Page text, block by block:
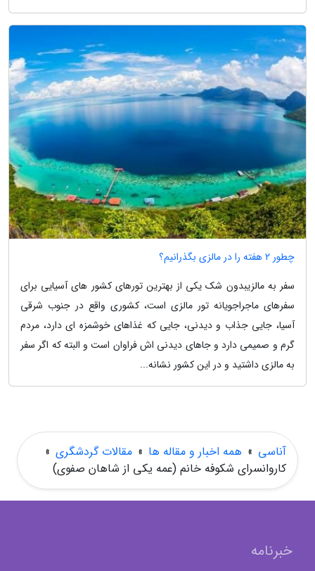
چطور 2 هفته را در مالزی بگذرانیم؟
سفر به مالزیبدون شک یکی از بهترین تورهای کشور های آسیایی برای
سفرهای ماجراجویانه تور مالزی است، کشوری واقع در جنوب شرقی
آسیا، جایی جذاب و دیدنی، جایی که غذاهای خوشمزه ای دارد، مردم
گرم و صمیمی دارد و جاهای دیدنی اش فراوان است و البته که اگر سفر
به مالزی داشتید و در این کشور نشانه...
آناسی » همه اخبار و مقاله ها » مقالات گردشگری »
کاروانسرای شکوفه خانم (عمه یکی از شاهان صفوی)
خبرنامه